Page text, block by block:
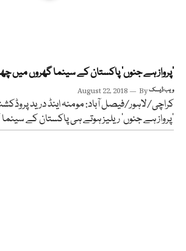
’پرواز ہے جنوں‘ پاکستان کے سینما گھروں میں
August 22, 2018 Byویب ڈیسک
کراچی/لاہور/فیصل آباد: مومنہ اینڈ درید
’پرواز ہے جنوں‘ ریلیز ہوتے ہی پاکستان کے